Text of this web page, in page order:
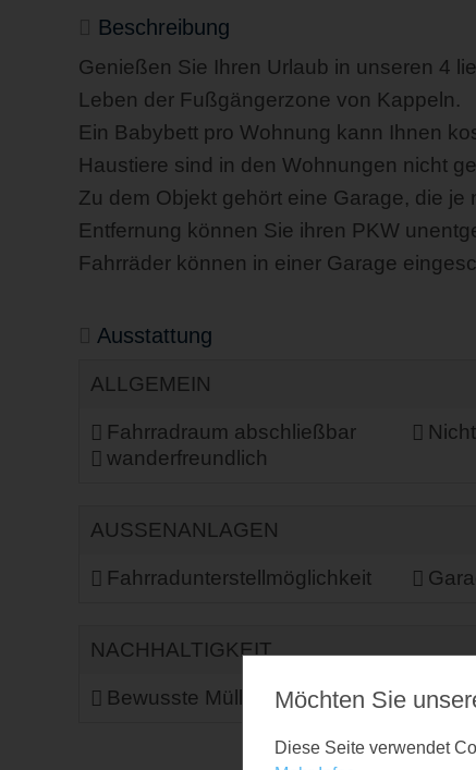
Beschreibung
Genießen Sie Ihren Urlaub in unseren 4
Leben der Fußgängerzone von Kappeln.
Ein Babybett pro Wohnung kann Ihnen
Haustiere sind in den Wohnungen nicht
Zu dem Objekt gehört eine Garage, die
Entfernung können Sie ihren PKW
Fahrräder können in einer Garage
Ausstattung
ALLGEMEIN
Fahrradraum abschließbar
wanderfreundlich
AUSSENANLAGEN
Fahrradunterstellmöglichkeit
NACHHALTIGKEIT
Bewusste Müllvermeidung E-
Möchten Sie
Diese Seite verwendet